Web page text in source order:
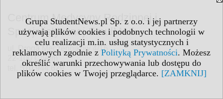
Grupa StudentNews.pl Sp. z o.o. i jej partnerzy
używają plików cookies i podobnych technologii w
celu realizacji m.in. usług statystycznych i
reklamowych zgodnie z Polityką Prywatności. Możesz
określić warunki przechowywania lub dostępu do
plików cookies w Twojej przeglądarce. [ZAMKNIJ]
Centrum Medycyny Rodzinnej i
Specjalistycznej SmulMed
ul. Droga Męczenników 4/16
22-100 Chełm
tel. 510 944 629